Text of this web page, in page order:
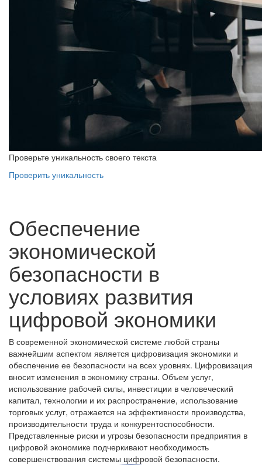
Проверьте уникальность своего текста
Проверить уникальность
Обеспечение
экономической
безопасности в
условиях развития
цифровой экономики
В современной экономической системе любой страны
важнейшим аспектом является цифровизация экономики и
обеспечение ее безопасности на всех уровнях. Цифровизация
вносит изменения в экономику страны. Объем услуг,
использование рабочей силы, инвестиции в человеческий
капитал, технологии и их распространение, использование
торговых услуг, отражается на эффективности производства,
производительности труда и конкурентоспособности.
Представленные риски и угрозы безопасности предприятия в
цифровой экономике подчеркивают необходимость
совершенствования системы цифровой безопасности.